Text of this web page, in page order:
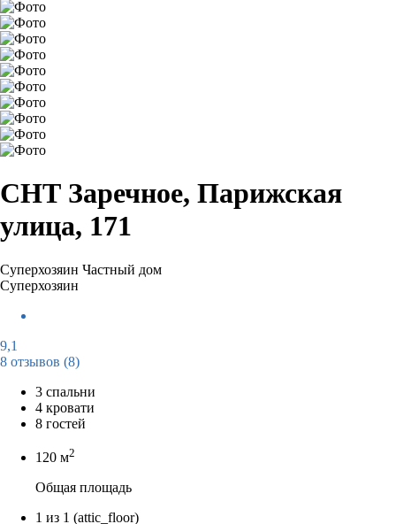
СНТ Заречное, Парижская
улица, 171
Суперхозяин Частный дом
Суперхозяин
9,1
8 отзывов (8)
3 спальни
4 кровати
8 гостей
120 м2
Общая площадь
1 из 1 (attic_floor)